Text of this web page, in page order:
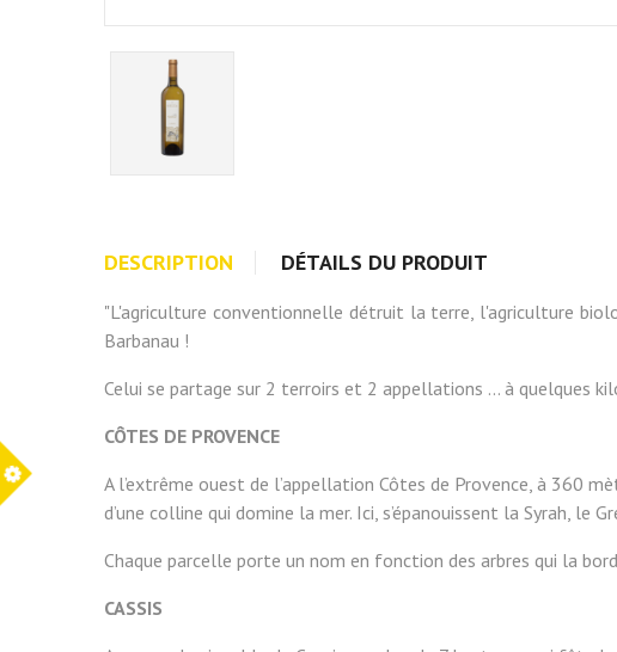
DESCRIPTION DÉTAILS DU PRODUIT
"L'agriculture conventionnelle détruit la terre, l'agriculture
Barbanau !
Celui se partage sur 2 terroirs et 2 appellations ... à quelques
CÔTES DE PROVENCE
A l’extrême ouest de l’appellation Côtes de Provence, à 360
d’une colline qui domine la mer. Ici, s’épanouissent la Syrah, le
Chaque parcelle porte un nom en fonction des arbres qui la
CASSIS